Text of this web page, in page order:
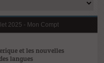
2025 - Mon Compte Formation
2025 -Au 1er janvier 2025, le reste
et les nouvelles
langues